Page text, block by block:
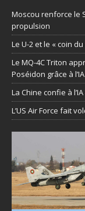
Moscou renforce le
propulsion
Le U-2 et le « coin
Le MQ-4C Triton
Poséidon grâce à l’IA
La Chine confie à
L’US Air Force fait